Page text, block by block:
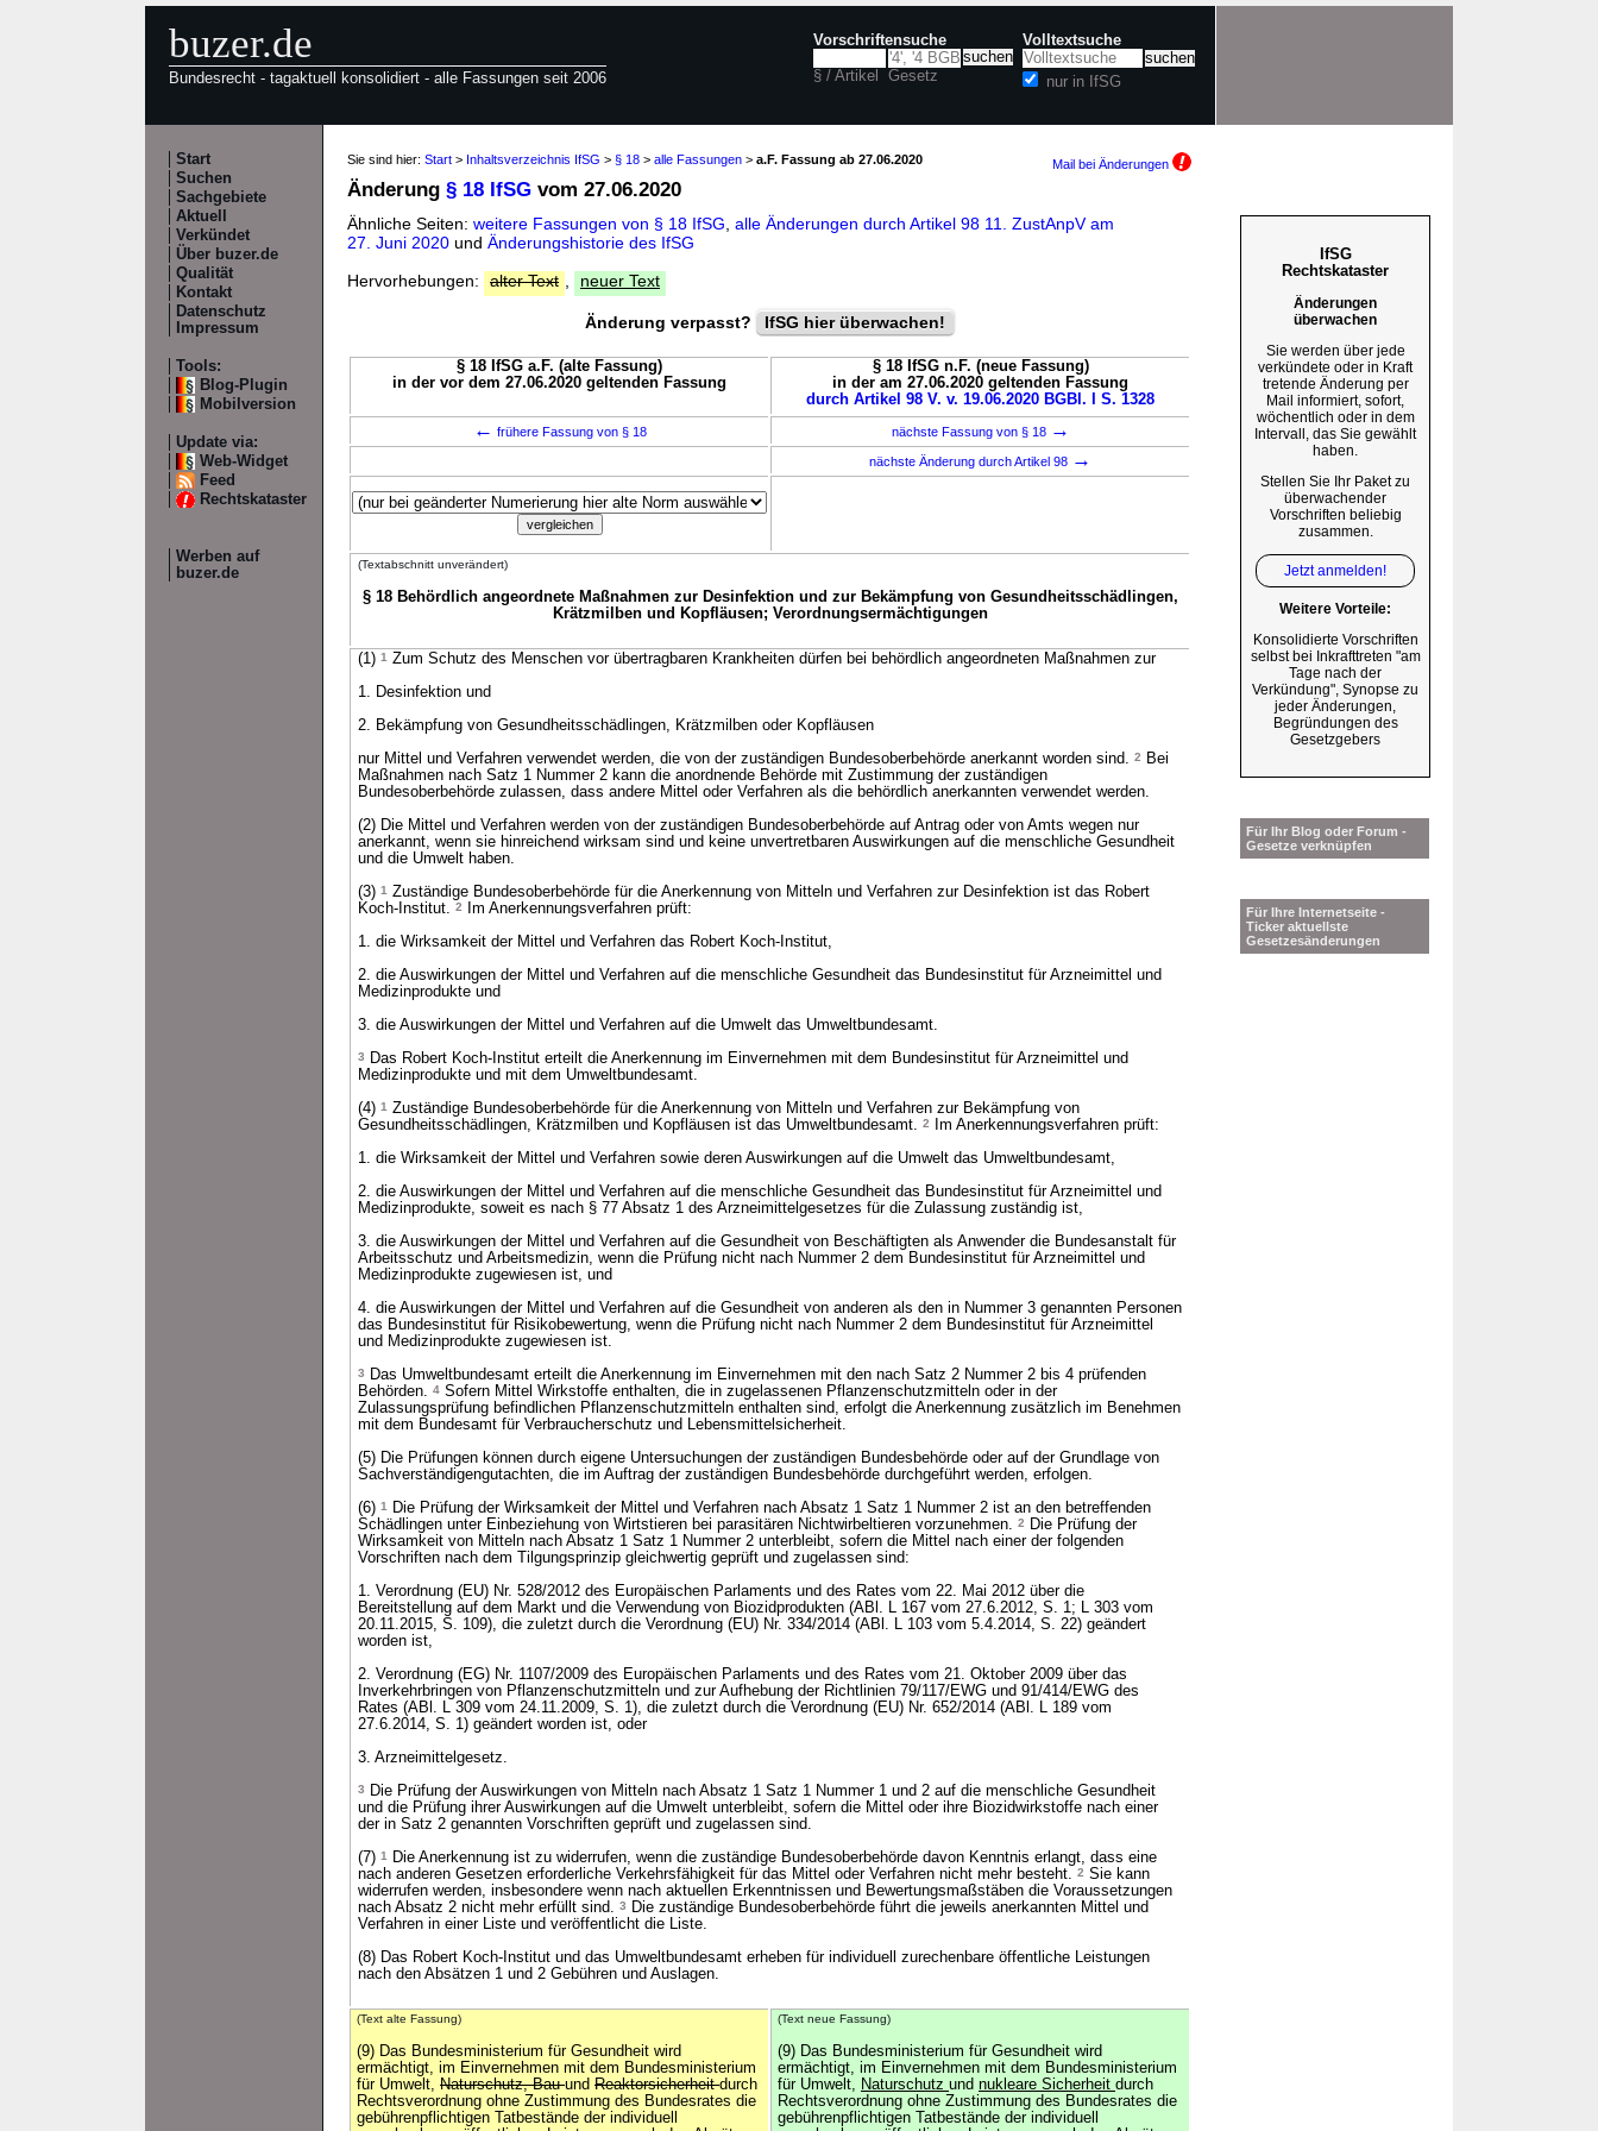
buzer.de
Bundesrecht - tagaktuell konsolidiert - alle Fassungen seit 2006
Vorschriftensuche
§ / Artikel Gesetz
Volltextsuche
nur in IfSG
Start
Suchen
Sachgebiete
Aktuell
Verkündet
Über buzer.de
Qualität
Kontakt
Datenschutz
Impressum
Tools:
Blog-Plugin
Mobilversion
Update via:
Web-Widget
Feed
Rechtskataster
Werben auf
buzer.de
Sie sind hier: Start > Inhaltsverzeichnis IfSG > § 18 > alle Fassungen > a.F. Fassung ab 27.06.2020 Mail bei Änderungen
Änderung § 18 IfSG vom 27.06.2020
Ähnliche Seiten: weitere Fassungen von § 18 IfSG alle Änderungen durch Artikel 98 11. ZustAnpV am
27. Juni 2020 und Änderungshistorie des IfSG
Hervorhebungen:
alter Text neuer Text
Änderung verpasst? IfSG hier überwachen!
§ 18 IfSG a.F. (alte Fassung)
in der vor dem 27.06.2020 geltenden Fassung
§ 18 IfSG n.F. (neue Fassung)
in der am 27.06.2020 geltenden Fassung
durch Artikel 98 V. v. 19.06.2020 BGBl. I S. 1328
← frühere Fassung von § 18 nächste Fassung von § 18 →
nächste Änderung durch Artikel 98 →
(Textabschnitt unverändert)
§ 18 Behördlich angeordnete Maßnahmen zur Desinfektion und zur Bekämpfung von Gesundheitsschädlingen,
Krätzmilben und Kopfläusen; Verordnungsermächtigungen
(1) 1 Zum Schutz des Menschen vor übertragbaren Krankheiten dürfen bei behördlich angeordneten Maßnahmen zur
1. Desinfektion und
2. Bekämpfung von Gesundheitsschädlingen, Krätzmilben oder Kopfläusen
nur Mittel und Verfahren verwendet werden, die von der zuständigen Bundesoberbehörde anerkannt worden sind. 2
Bei
Maßnahmen nach Satz 1 Nummer 2 kann die anordnende Behörde mit Zustimmung der zuständigen
Bundesoberbehörde zulassen, dass andere Mittel oder Verfahren als die behördlich anerkannten verwendet werden.
(2) Die Mittel und Verfahren werden von der zuständigen Bundesoberbehörde auf Antrag oder von Amts wegen nur
anerkannt, wenn sie hinreichend wirksam sind und keine unvertretbaren Auswirkungen auf die menschliche Gesundheit
und die Umwelt haben.
(3) 1 Zuständige Bundesoberbehörde für die Anerkennung von Mitteln und Verfahren zur Desinfektion ist das Robert
Koch-Institut. 2
Im Anerkennungsverfahren prüft:
1. die Wirksamkeit der Mittel und Verfahren das Robert Koch-Institut,
2. die Auswirkungen der Mittel und Verfahren auf die menschliche Gesundheit das Bundesinstitut für Arzneimittel und
Medizinprodukte und
3. die Auswirkungen der Mittel und Verfahren auf die Umwelt das Umweltbundesamt.
3
Das Robert Koch-Institut erteilt die Anerkennung im Einvernehmen mit dem Bundesinstitut für Arzneimittel und
Medizinprodukte und mit dem Umweltbundesamt.
(4) 1 Zuständige Bundesoberbehörde für die Anerkennung von Mitteln und Verfahren zur Bekämpfung von
Gesundheitsschädlingen, Krätzmilben und Kopfläusen ist das Umweltbundesamt. 2
Im Anerkennungsverfahren prüft:
1. die Wirksamkeit der Mittel und Verfahren sowie deren Auswirkungen auf die Umwelt das Umweltbundesamt,
2. die Auswirkungen der Mittel und Verfahren auf die menschliche Gesundheit das Bundesinstitut für Arzneimittel und
Medizinprodukte, soweit es nach § 77 Absatz 1 des Arzneimittelgesetzes für die Zulassung zuständig ist,
3. die Auswirkungen der Mittel und Verfahren auf die Gesundheit von Beschäftigten als Anwender die Bundesanstalt für
Arbeitsschutz und Arbeitsmedizin, wenn die Prüfung nicht nach Nummer 2 dem Bundesinstitut für Arzneimittel und
Medizinprodukte zugewiesen ist, und
4. die Auswirkungen der Mittel und Verfahren auf die Gesundheit von anderen als den in Nummer 3 genannten Personen
das Bundesinstitut für Risikobewertung, wenn die Prüfung nicht nach Nummer 2 dem Bundesinstitut für Arzneimittel
und Medizinprodukte zugewiesen ist.
3
Das Umweltbundesamt erteilt die Anerkennung im Einvernehmen mit den nach Satz 2 Nummer 2 bis 4 prüfenden
Behörden. 4 Sofern Mittel Wirkstoffe enthalten, die in zugelassenen Pflanzenschutzmitteln oder in der
Zulassungsprüfung befindlichen Pflanzenschutzmitteln enthalten sind, erfolgt die Anerkennung zusätzlich im Benehmen
mit dem Bundesamt für Verbraucherschutz und Lebensmittelsicherheit.
(5) Die Prüfungen können durch eigene Untersuchungen der zuständigen Bundesbehörde oder auf der Grundlage von
Sachverständigengutachten, die im Auftrag der zuständigen Bundesbehörde durchgeführt werden, erfolgen.
(6) 1
Die Prüfung der Wirksamkeit der Mittel und Verfahren nach Absatz 1 Satz 1 Nummer 2 ist an den betreffenden
Schädlingen unter Einbeziehung von Wirtstieren bei parasitären Nichtwirbeltieren vorzunehmen. 2
Die Prüfung der
Wirksamkeit von Mitteln nach Absatz 1 Satz 1 Nummer 2 unterbleibt, sofern die Mittel nach einer der folgenden
Vorschriften nach dem Tilgungsprinzip gleichwertig geprüft und zugelassen sind:
1. Verordnung (EU) Nr. 528/2012 des Europäischen Parlaments und des Rates vom 22. Mai 2012 über die
Bereitstellung auf dem Markt und die Verwendung von Biozidprodukten (ABl. L 167 vom 27.6.2012, S. 1; L 303 vom
20.11.2015, S. 109), die zuletzt durch die Verordnung (EU) Nr. 334/2014 (ABl. L 103 vom 5.4.2014, S. 22) geändert
worden ist,
2. Verordnung (EG) Nr. 1107/2009 des Europäischen Parlaments und des Rates vom 21. Oktober 2009 über das
Inverkehrbringen von Pflanzenschutzmitteln und zur Aufhebung der Richtlinien 79/117/EWG und 91/414/EWG des
Rates (ABl. L 309 vom 24.11.2009, S. 1), die zuletzt durch die Verordnung (EU) Nr. 652/2014 (ABl. L 189 vom
27.6.2014, S. 1) geändert worden ist, oder
3. Arzneimittelgesetz.
3
Die Prüfung der Auswirkungen von Mitteln nach Absatz 1 Satz 1 Nummer 1 und 2 auf die menschliche Gesundheit
und die Prüfung ihrer Auswirkungen auf die Umwelt unterbleibt, sofern die Mittel oder ihre Biozidwirkstoffe nach einer
der in Satz 2 genannten Vorschriften geprüft und zugelassen sind.
(7) 1
Die Anerkennung ist zu widerrufen, wenn die zuständige Bundesoberbehörde davon Kenntnis erlangt, dass eine
nach anderen Gesetzen erforderliche Verkehrsfähigkeit für das Mittel oder Verfahren nicht mehr besteht. 2 Sie kann
widerrufen werden, insbesondere wenn nach aktuellen Erkenntnissen und Bewertungsmaßstäben die Voraussetzungen
nach Absatz 2 nicht mehr erfüllt sind. 3
Die zuständige Bundesoberbehörde führt die jeweils anerkannten Mittel und
Verfahren in einer Liste und veröffentlicht die Liste.
(8) Das Robert Koch-Institut und das Umweltbundesamt erheben für individuell zurechenbare öffentliche Leistungen
nach den Absätzen 1 und 2 Gebühren und Auslagen.
(Text alte Fassung)
(9) Das Bundesministerium für Gesundheit wird
ermächtigt, im Einvernehmen mit dem Bundesministerium
für Umwelt, Naturschutz, Bauund Reaktorsicherheitdurch
Rechtsverordnung ohne Zustimmung des Bundesrates die
gebührenpflichtigen Tatbestände der individuell
(Text neue Fassung)
(9) Das Bundesministerium für Gesundheit wird
ermächtigt, im Einvernehmen mit dem Bundesministerium
für Umwelt, Naturschutz und nukleare Sicherheit durch
Rechtsverordnung ohne Zustimmung des Bundesrates die
gebührenpflichtigen Tatbestände der individuell
IfSG
Rechtskataster
Änderungen
überwachen
Sie werden über jede
verkündete oder in Kraft
tretende Änderung per
Mail informiert, sofort,
wöchentlich oder in dem
Intervall, das Sie gewählt
haben.
Stellen Sie Ihr Paket zu
überwachender
Vorschriften beliebig
zusammen.
Jetzt anmelden!
Weitere Vorteile:
Konsolidierte Vorschriften
selbst bei Inkrafttreten "am
Tage nach der
Verkündung", Synopse zu
jeder Änderungen,
Begründungen des
Gesetzgebers
Für Ihr Blog oder Forum -
Gesetze verknüpfen
Für Ihre Internetseite -
Ticker aktuellste
Gesetzesänderungen